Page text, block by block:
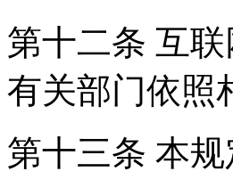
第十二条 互
有关部门依照
第十三条 本